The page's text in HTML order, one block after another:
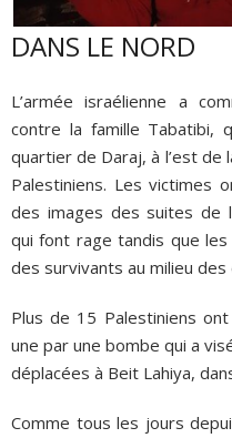
DANS LE NORD
L’armée israélienne a
contre la famille Tabatibi,
quartier de Daraj, à l’est de
Palestiniens. Les victimes
des images des suites de
qui font rage tandis que
des survivants au milieu
Plus de 15 Palestiniens
une par une bombe qui a
déplacées à Beit Lahiya,
Comme tous les jours